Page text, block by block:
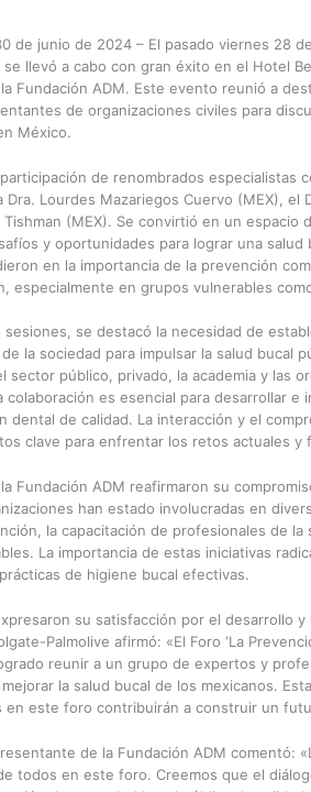
de junio de 2024 – El pasado viernes 28
se llevó a cabo con gran éxito en el Hotel
Fundación ADM. Este evento reunió a
de organizaciones civiles para
México.
de renombrados especialistas
Dra. Lourdes Mazariegos Cuervo (MEX), el
Tishman (MEX). Se convirtió en un
y oportunidades para lograr una
en la importancia de la prevención
especialmente en grupos vulnerables
sesiones, se destacó la necesidad de
la sociedad para impulsar la salud bucal
sector público, privado, la academia y las
colaboración es esencial para desarrollar e
dental de calidad. La interacción y el
clave para enfrentar los retos actuales y
Fundación ADM reafirmaron su
han estado involucradas en
la capacitación de profesionales de
La importancia de estas iniciativas
de higiene bucal efectivas.
su satisfacción por el desarrollo
Palmolive afirmó: «El Foro ‘La
reunir a un grupo de expertos y
la salud bucal de los mexicanos.
en este foro contribuirán a construir un
de la Fundación ADM comentó:
todos en este foro. Creemos que el